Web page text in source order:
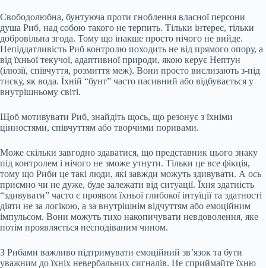
Свободолюбна, бунтуюча проти гноблення власної персони
душа Риб, над собою такого не терпить. Тільки інтерес, тільки
добровільна згода. Тому що інакше просто нічого не вийде.
Непіддатливість Риб контролю походить не від прямого опору, а
від їхньої текучої, адаптивної природи, якою керує Нептун
(ілюзії, співчуття, розмиття меж). Вони просто вислизають з-під
тиску, як вода. Їхній “бунт” часто пасивний або відбувається у
внутрішньому світі.
Щоб мотивувати Риб, знайдіть щось, що резонує з їхніми
цінностями, співчуттям або творчими поривами.
Може скільки завгодно здаватися, що представник цього знаку
під контролем і нічого не зможе утнути. Тільки це все фікція,
тому що Риби це такі люди, які завжди можуть здивувати. А ось
приємно чи не дуже, буде залежати від ситуації. Їхня здатність
“здивувати” часто є проявом їхньої глибокої інтуїції та здатності
діяти не за логікою, а за внутрішнім відчуттям або емоційним
імпульсом. Вони можуть тихо накопичувати невдоволення, яке
потім проявляється несподіваним чином.
З Рибами важливо підтримувати емоційний зв’язок та бути
уважним до їхніх невербальних сигналів. Не сприймайте їхню